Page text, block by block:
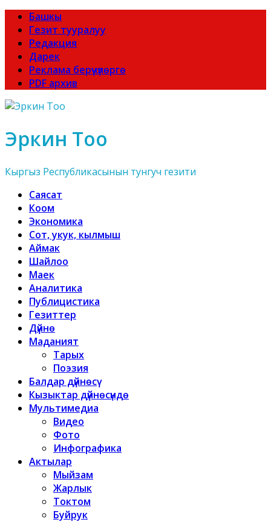
Башкы
Гезит тууралуу
Редакция
Дарек
Реклама берүүчүлөргө
PDF архив
Эркин Тоо
Кыргыз Республикасынын тунгуч гезити
Саясат
Коом
Экономика
Сот, укук, кылмыш
Аймак
Шайлоо
Маек
Аналитика
Публицистика
Гезиттер
Дүйнө
Маданият
Тарых
Поэзия
Балдар дүйнөсү
Кызыктар дүйнөсүндө
Мультимедиа
Видео
Фото
Инфографика
Актылар
Мыйзам
Жарлык
Токтом
Буйрук